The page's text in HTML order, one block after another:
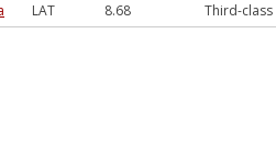
LAT 8.68 Third-class